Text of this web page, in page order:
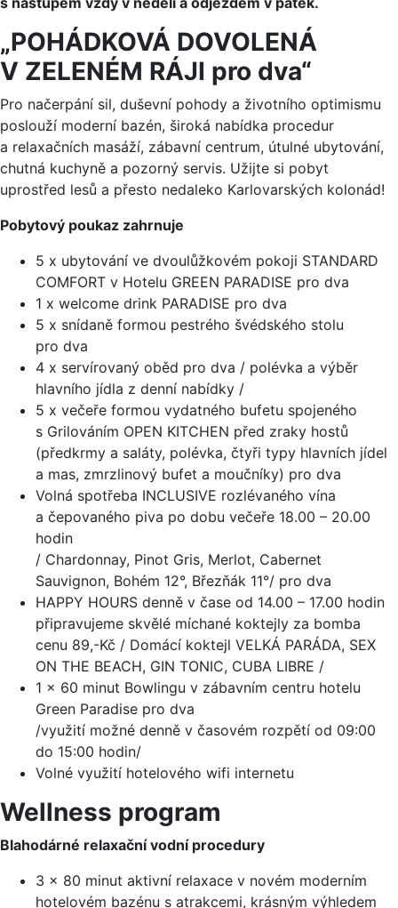
„POHÁDKOVÁ DOVOLENÁ
V ZELENÉM RÁJI pro dva“
Pro načerpání sil, duševní pohody a životního optimismu
poslouží moderní bazén, široká nabídka procedur
a relaxačních masáží, zábavní centrum, útulné ubytování,
chutná kuchyně a pozorný servis. Užijte si pobyt
uprostřed lesů a přesto nedaleko Karlovarských kolonád!
Pobytový poukaz zahrnuje
5 x ubytování ve dvoulůžkovém pokoji STANDARD
COMFORT v Hotelu GREEN PARADISE pro dva
1 x welcome drink PARADISE pro dva
5 x snídaně formou pestrého švédského stolu
pro dva
4 x servírovaný oběd pro dva / polévka a výběr
hlavního jídla z denní nabídky /
5 x večeře formou vydatného bufetu spojeného
s Grilováním OPEN KITCHEN před zraky hostů
(předkrmy a saláty, polévka, čtyři typy hlavních jídel
a mas, zmrzlinový bufet a moučníky) pro dva
Volná spotřeba INCLUSIVE rozlévaného vína
a čepovaného piva po dobu večeře 18.00 – 20.00
hodin
/ Chardonnay, Pinot Gris, Merlot, Cabernet
Sauvignon, Bohém 12°, Březňák 11°/ pro dva
HAPPY HOURS denně v čase od 14.00 – 17.00 hodin
připravujeme skvělé míchané koktejly za bomba
cenu 89,-Kč / Domácí koktejl VELKÁ PARÁDA, SEX
ON THE BEACH, GIN TONIC, CUBA LIBRE /
1 x 60 minut Bowlingu v zábavním centru hotelu
Green Paradise pro dva
/využití možné denně v časovém rozpětí od 09:00
do 15:00 hodin/
Volné využití hotelového wifi internetu
Wellness program
Blahodárné relaxační vodní procedury
3 x 80 minut aktivní relaxace v novém moderním
hotelovém bazénu s atrakcemi, krásným výhledem